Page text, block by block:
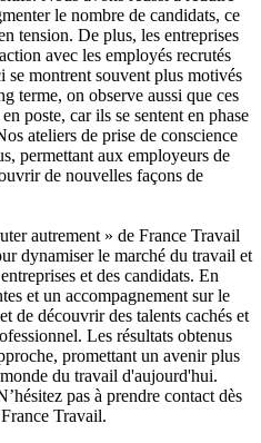
le nombre de candidats, ce
tension. De plus, les entreprises
avec les employés recrutés
se montrent souvent plus motivés
terme, on observe aussi que ces
poste, car ils se sentent en phase
ateliers de prise de conscience
permettant aux employeurs de
de nouvelles façons de
autrement » de France Travail
dynamiser le marché du travail et
et des candidats. En
et un accompagnement sur le
de découvrir des talents cachés et
Les résultats obtenus
promettant un avenir plus
du travail d'aujourd'hui.
pas à prendre contact dès
Travail.